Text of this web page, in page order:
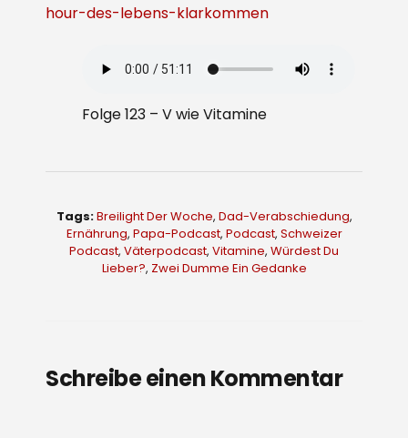
hour-des-lebens-klarkommen
Folge 123 – V wie Vitamine
Tags:Breilight Der Woche, Dad-Verabschiedung,
Ernährung, Papa-Podcast, Podcast, Schweizer
Podcast, Väterpodcast, Vitamine, Würdest Du
Lieber?, Zwei Dumme Ein Gedanke
Schreibe einen Kommentar